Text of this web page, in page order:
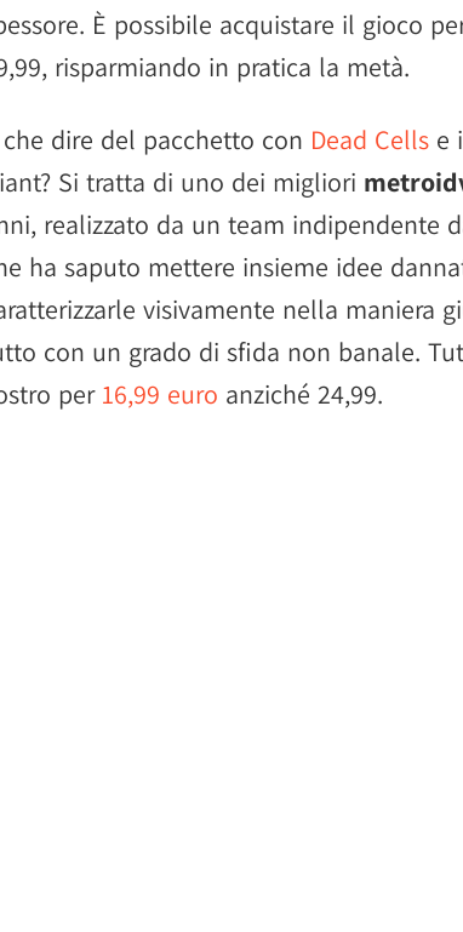
È possibile acquistare il gioco
risparmiando in pratica la metà.
che dire del pacchetto con Dead Cells e
Si tratta di uno dei migliori
realizzato da un team indipendente
ha saputo mettere insieme idee
visivamente nella maniera
con un grado di sfida non banale.
per 16,99 euro anziché 24,99.